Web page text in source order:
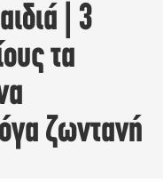
| 3
τα
ζωντανή